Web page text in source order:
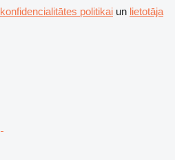
konfidencialitātes politikai un lietotāja